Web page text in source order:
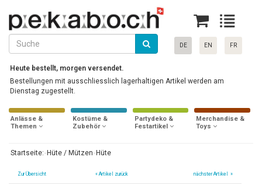
DE EN FR
Heute bestellt, morgen versendet.
Bestellungen mit ausschliesslich lagerhaltigen Artikel werden am
Dienstag zugestellt.
Anlässe &
Themen
Kostüme &
Zubehör
Partydeko &
Festartikel
Merchandise &
Toys
Startseite: Hüte / Mützen Hüte
Zur Übersicht «Artikel zurück nächster Artikel »